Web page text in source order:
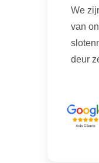
We
van
deur